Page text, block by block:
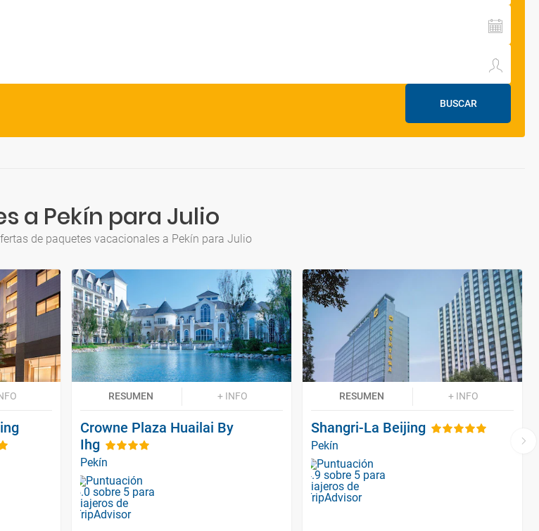
BUSCAR
a Pekín para Julio
de paquetes vacacionales a Pekín para Julio
RESUMEN + INFO
Crowne Plaza Huailai By
Ihg
Pekín
RESUMEN + INFO
Shangri-La Beijing
Pekín